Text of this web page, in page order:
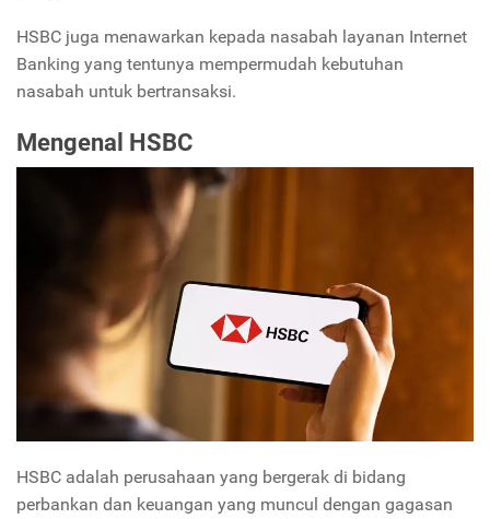
HSBC juga menawarkan kepada nasabah layanan Internet
Banking yang tentunya mempermudah kebutuhan
nasabah untuk bertransaksi.
Mengenal HSBC
HSBC adalah perusahaan yang bergerak di bidang
perbankan dan keuangan yang muncul dengan gagasan